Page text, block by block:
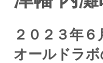
２０２３年
オールドラ